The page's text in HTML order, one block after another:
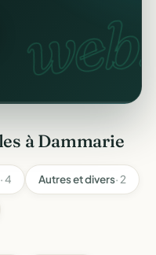
web.
à Dammarie
· 4 Autres et divers· 2